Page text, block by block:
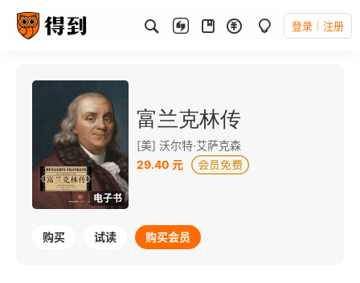
登录 注册
电子书
富兰克林传
[美] 沃尔特·艾萨克森
29.40 元
购买 试读 购买会员